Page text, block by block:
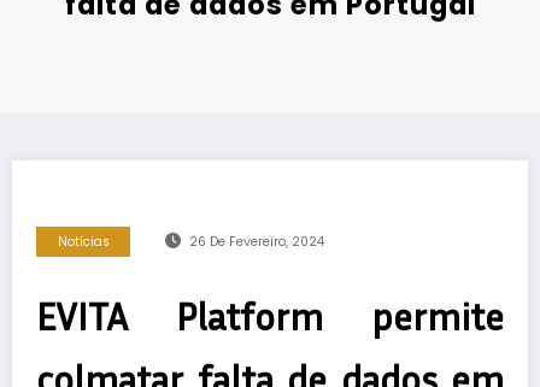
Notícias 26 De Fevereiro, 2024
EVITA Platform permite